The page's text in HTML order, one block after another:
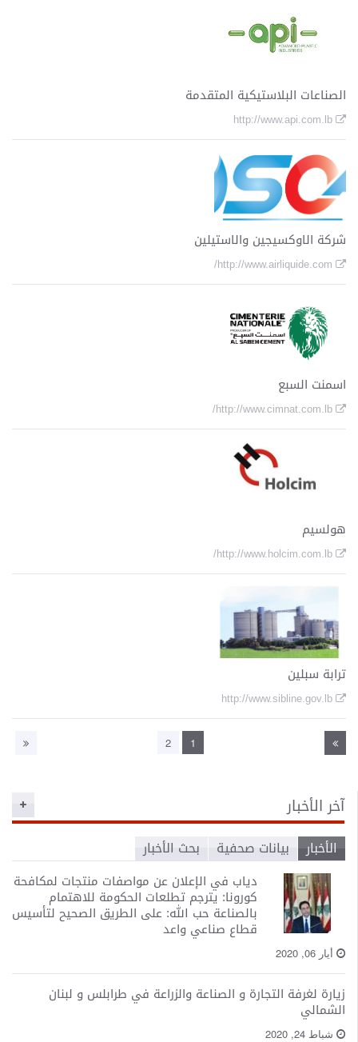
الصناعات البلاستيكية المتقدمة
شركة الاوكسيجين والاستيلين
اسمنت السبع
هولسيم
ترابة سبلين
1
2
آخر الأخبار
الأخبار بيانات صحفية بحث الأخبار
دياب في الإعلان عن مواصفات منتجات لمكافحة
كورونا: يترجم تطلعات الحكومة للاهتمام
بالصناعة حب الله: على الطريق الصحيح لتأسيس
قطاع صناعي واعد
أيار 06, 2020
زيارة لغرفة التجارة و الصناعة والزراعة في طرابلس و لبنان
الشمالي
شباط 24, 2020